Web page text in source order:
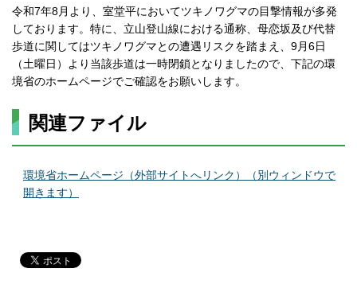
令和7年8月より、室堂平においてツキノワグマの目撃情報が多発
しております。特に、立山登山線における通称、母恋坂及び代替
歩道に関してはツキノワグマとの遭遇リスクを踏まえ、9月6日
（土曜日）より当該歩道は一時閉鎖となりましたので、下記の環
境省のホームページでご確認をお願いします。
関連ファイル
環境省ホームページ（外部サイトへリンク）（別ウィンドウで
開きます）